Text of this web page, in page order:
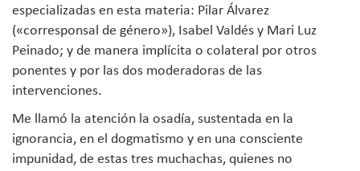
especializadas en esta materia: Pilar Álvarez
(«corresponsal de género»), Isabel Valdés y Mari Luz
Peinado; y de manera implícita o colateral por otros
ponentes y por las dos moderadoras de las
intervenciones.
Me llamó la atención la osadía, sustentada en la
ignorancia, en el dogmatismo y en una consciente
impunidad, de estas tres muchachas, quienes no